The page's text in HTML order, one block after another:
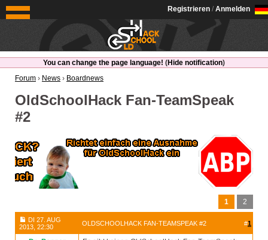
OldSchoolHack
Registrieren / Anmelden
You can change the page language! (Hide notification)
Forum › News › Boardnews
OldSchoolHack Fan-TeamSpeak
#2
1 2
DI 27. AUG
2013, 22:30
OLDSCHOOLHACK FAN-TEAMSPEAK #2 #1